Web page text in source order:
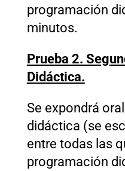
programación
minutos.
Prueba 2.
Didáctica.
Se expondrá
didáctica (se
entre todas las
programación